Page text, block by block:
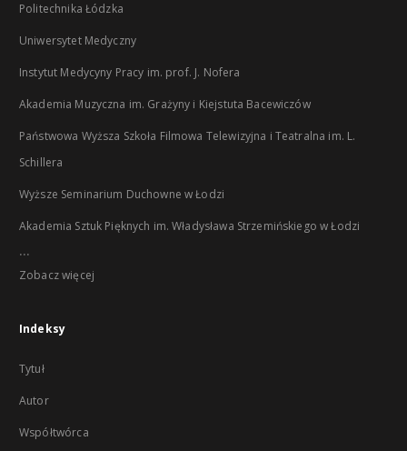
Politechnika Łódzka
Uniwersytet Medyczny
Instytut Medycyny Pracy im. prof. J. Nofera
Akademia Muzyczna im. Grażyny i Kiejstuta Bacewiczów
Państwowa Wyższa Szkoła Filmowa Telewizyjna i Teatralna im. L.
Schillera
Wyższe Seminarium Duchowne w Łodzi
Akademia Sztuk Pięknych im. Władysława Strzemińskiego w Łodzi
...
Zobacz więcej
Indeksy
Tytuł
Autor
Współtwórca